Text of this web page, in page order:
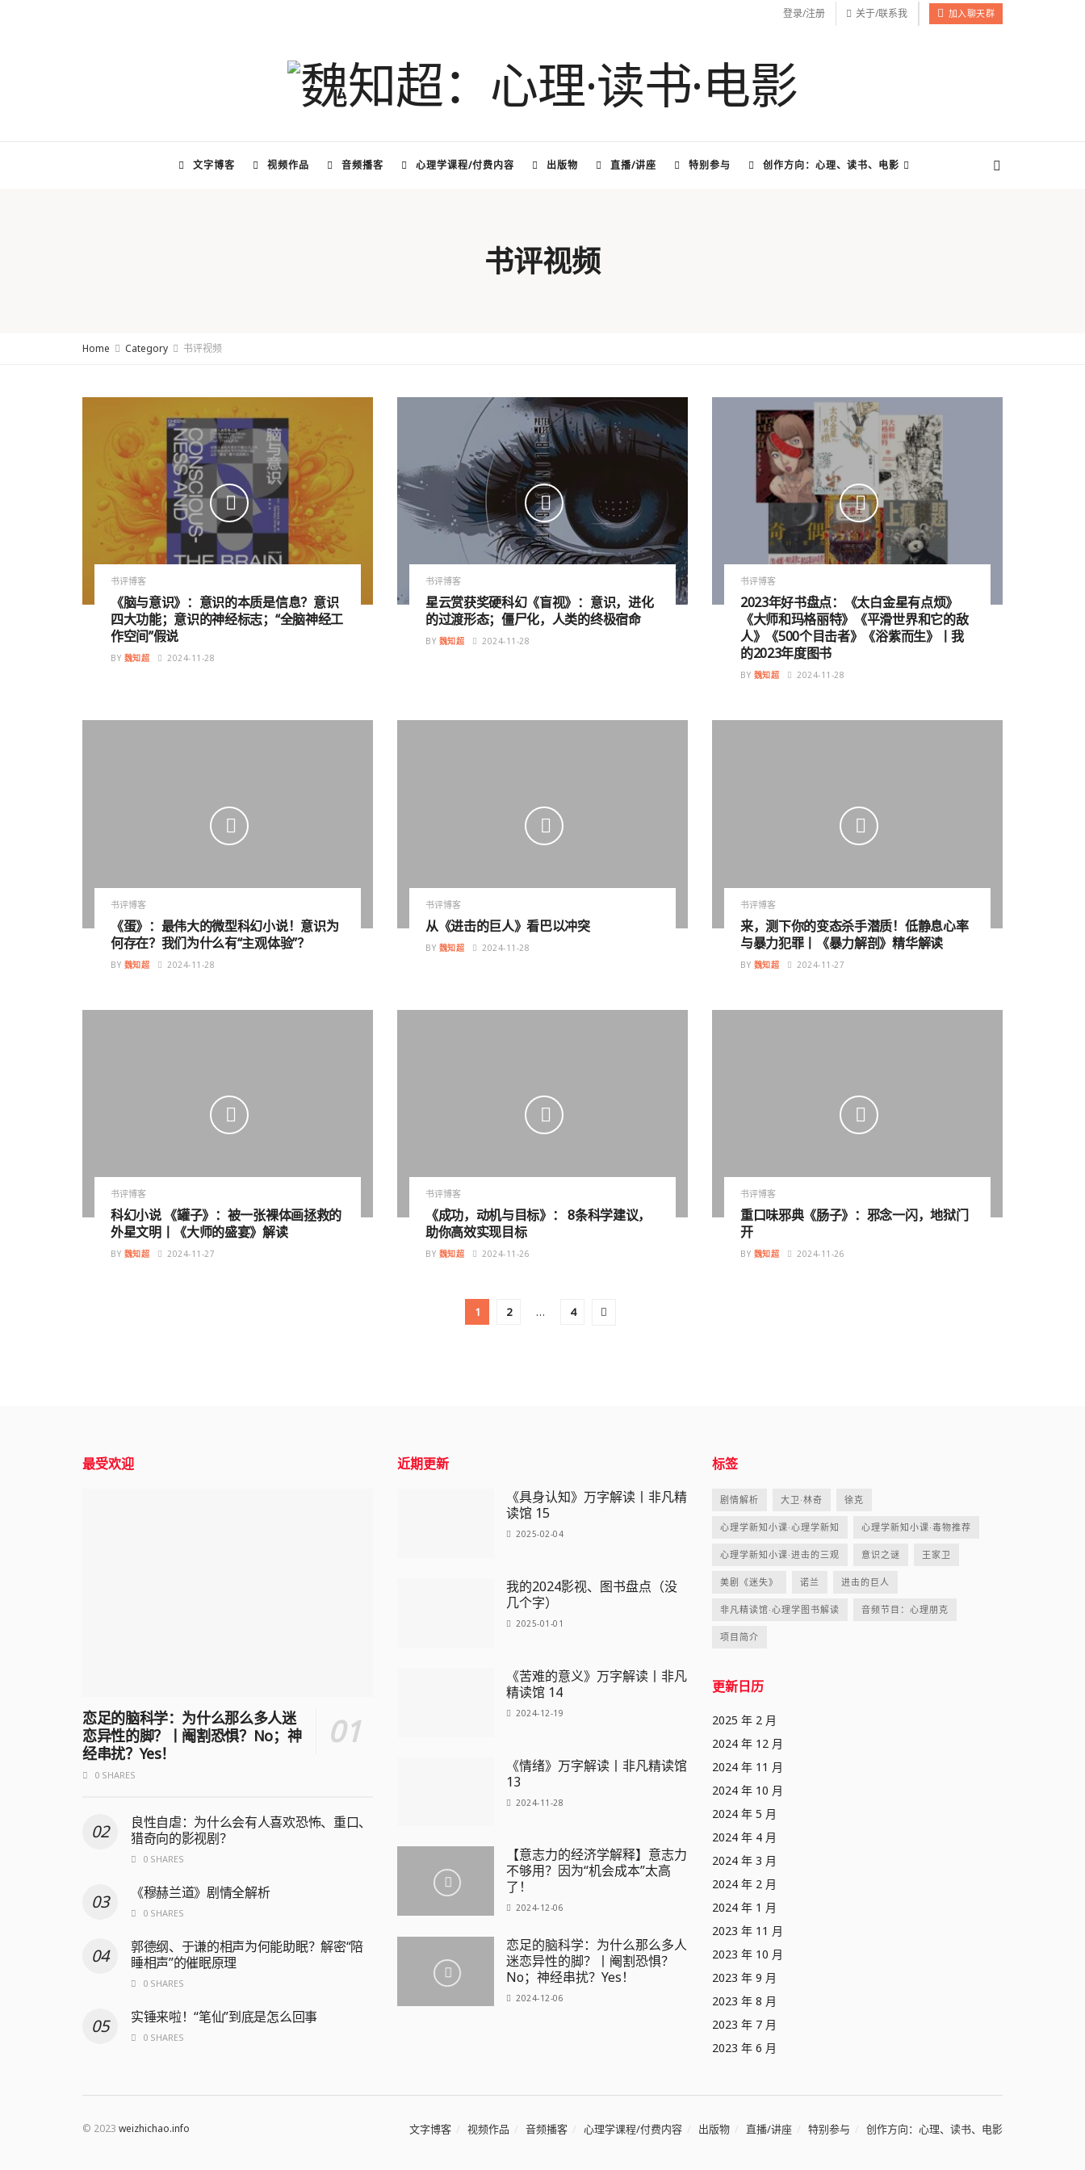
登录/注册 关于/联系我 加入聊天群
文字博客 视频作品 音频播客 心理学课程/付费内容 出版物 直播/讲座 特别参与 创作方向：心理、读书、电影
书评视频
Home Category 书评视频
书评博客
《脑与意识》：意识的本质是信息？意识
四大功能；意识的神经标志；“全脑神经工
作空间”假说
BY 魏知超 2024-11-28
书评博客
星云赏获奖硬科幻《盲视》：意识，进化
的过渡形态；僵尸化，人类的终极宿命
BY 魏知超 2024-11-28
书评博客
2023年好书盘点：《太白金星有点烦》
《大师和玛格丽特》《平滑世界和它的敌
人》《500个目击者》《浴紫而生》丨我
的2023年度图书
BY 魏知超 2024-11-28
书评博客
《蛋》：最伟大的微型科幻小说！意识为
何存在？我们为什么有“主观体验”？
BY 魏知超 2024-11-28
书评博客
从《进击的巨人》看巴以冲突
BY 魏知超 2024-11-28
书评博客
来，测下你的变态杀手潜质！低静息心率
与暴力犯罪丨《暴力解剖》精华解读
BY 魏知超 2024-11-27
书评博客
科幻小说 《罐子》：被一张裸体画拯救的
外星文明丨《大师的盛宴》解读
BY 魏知超 2024-11-27
书评博客
《成功，动机与目标》： 8条科学建议，
助你高效实现目标
BY 魏知超 2024-11-26
书评博客
重口味邪典《肠子》：邪念一闪，地狱门
开
BY 魏知超 2024-11-26
1 2 … 4
最受欢迎
恋足的脑科学：为什么那么多人迷
恋异性的脚？丨阉割恐惧？No；神
经串扰？Yes！
0 SHARES
良性自虐：为什么会有人喜欢恐怖、重口、
猎奇向的影视剧？
0 SHARES
《穆赫兰道》剧情全解析
0 SHARES
郭德纲、于谦的相声为何能助眠？解密“陪
睡相声”的催眠原理
0 SHARES
实锤来啦！“笔仙”到底是怎么回事
0 SHARES
近期更新
《具身认知》万字解读丨非凡精
读馆 15
2025-02-04
我的2024影视、图书盘点（没
几个字）
2025-01-01
《苦难的意义》万字解读丨非凡
精读馆 14
2024-12-19
《情绪》万字解读丨非凡精读馆
13
2024-11-28
【意志力的经济学解释】意志力
不够用？因为“机会成本”太高
了！
2024-12-06
恋足的脑科学：为什么那么多人
迷恋异性的脚？丨阉割恐惧？
No；神经串扰？Yes！
2024-12-06
标签
剧情解析 大卫·林奇 徐克
心理学新知小课·心理学新知 心理学新知小课·毒物推荐
心理学新知小课·进击的三观 意识之谜 王家卫
美剧《迷失》 诺兰 进击的巨人
非凡精读馆·心理学图书解读 音频节目：心理朋克
项目简介
更新日历
2025 年 2 月
2024 年 12 月
2024 年 11 月
2024 年 10 月
2024 年 5 月
2024 年 4 月
2024 年 3 月
2024 年 2 月
2024 年 1 月
2023 年 11 月
2023 年 10 月
2023 年 9 月
2023 年 8 月
2023 年 7 月
2023 年 6 月
文字博客 视频作品 音频播客 心理学课程/付费内容 出版物 直播/讲座 特别参与 创作方向：心理、读书、电影
© 2023 weizhichao.info